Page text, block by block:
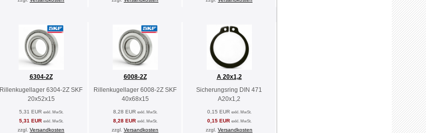
6304-2Z
Rillenkugellager 6304-2Z SKF
20x52x15
5,31 EUR exkl. MwSt.
5,31 EUR exkl. MwSt.
zzgl. Versandkosten
6008-2Z
Rillenkugellager 6008-2Z SKF
40x68x15
8,28 EUR exkl. MwSt.
8,28 EUR exkl. MwSt.
zzgl. Versandkosten
A 20x1,2
Sicherungsring DIN 471
A20x1,2
0,15 EUR exkl. MwSt.
0,15 EUR exkl. MwSt.
zzgl. Versandkosten